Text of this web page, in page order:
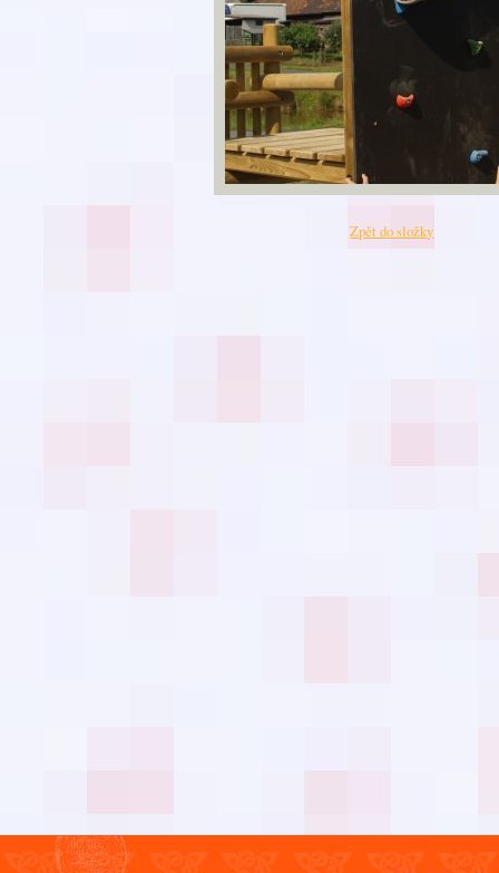
Zpět do složky